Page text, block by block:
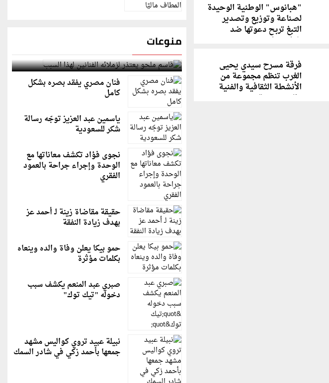
"هبانوس" الوطنية الوحيدة
لصناعة وتوزيع وتصدير
التبغ تربح دعوتها ضد
شركتين كوبيتين
فرقة مسرح سيدي يحيى
الغرب تنظم مجموعة من
الأنشطة الثقافية والفنية
والتحسيسية
منوعات
قاسم ملحو يعتذر لزملائه الفنانين لهذا السبب
فنان مصري يفقد بصره بشكل
كامل
ياسمين عبد العزيز توجّه رسالة
شكر للسعودية
نجوى فؤاد تكشف معاناتها مع
الوحدة وإجراء جراحة بالعمود
الفقري
حقيقة مقاضاة زينة لـ أحمد عز
بهدف زيادة النفقة
حمو بيكا يعلن وفاة والده وينعاه
بكلمات مؤثرة
صبري عبد المنعم يكشف سبب
دخوله "تيك توك"
نبيلة عبيد تروي كواليس مشهد
جمعها بأحمد زكي في شادر السمك